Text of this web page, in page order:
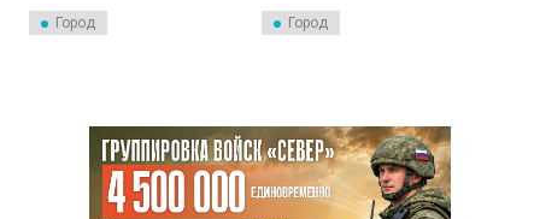
БРИКС.
Город
государств БРИКС в
пространстве глобального
Город